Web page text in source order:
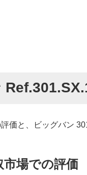
価と、ビッグバン
市場での評価